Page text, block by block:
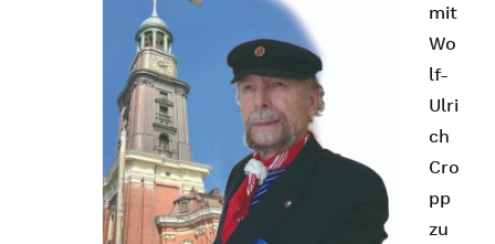
mit
Wo
lf-
Ulri
ch
Cro
pp
zu